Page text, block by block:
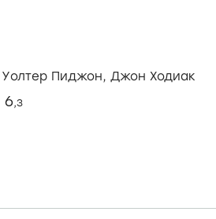
Уолтер Пиджон, Джон Ходиак
6,3